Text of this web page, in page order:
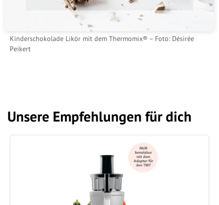
Kinderschokolade Likör mit dem Thermomix® – Foto: Désirée
Peikert
Unsere Empfehlungen für dich